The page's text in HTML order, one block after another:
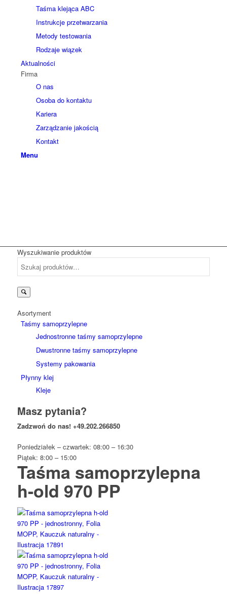
Taśma klejąca ABC
Instrukcje przetwarzania
Metody testowania
Rodzaje wiązek
Aktualności
Firma
O nas
Osoba do kontaktu
Kariera
Zarządzanie jakością
Kontakt
Menu
Wyszukiwanie produktów
Asortyment
Taśmy samoprzylepne
Jednostronne taśmy samoprzylepne
Dwustronne taśmy samoprzylepne
Systemy pakowania
Płynny klej
Kleje
Masz pytania?
Zadzwoń do nas! +49.202.266850
Poniedziałek – czwartek: 08:00 – 16:30
Piątek: 8:00 – 15:00
Taśma samoprzylepna
h-old 970 PP